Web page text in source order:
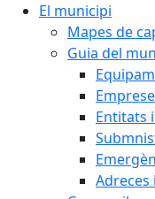
El municipi
Mapes de
Guia del
Entitats
Adreces